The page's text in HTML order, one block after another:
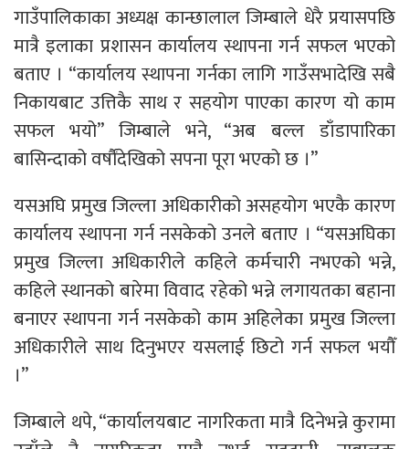
गाउँपालिकाका अध्यक्ष कान्छालाल जिम्बाले धेरै प्रयासपछि
मात्रै इलाका प्रशासन कार्यालय स्थापना गर्न सफल भएको
बताए । “कार्यालय स्थापना गर्नका लागि गाउँसभादेखि सबै
निकायबाट उत्तिकै साथ र सहयोग पाएका कारण यो काम
सफल भयो” जिम्बाले भने, “अब बल्ल डाँडापारिका
बासिन्दाको वर्षौंदेखिको सपना पूरा भएको छ ।”
यसअघि प्रमुख जिल्ला अधिकारीको असहयोग भएकै कारण
कार्यालय स्थापना गर्न नसकेको उनले बताए । “यसअघिका
प्रमुख जिल्ला अधिकारीले कहिले कर्मचारी नभएको भन्ने,
कहिले स्थानको बारेमा विवाद रहेको भन्ने लगायतका बहाना
बनाएर स्थापना गर्न नसकेको काम अहिलेका प्रमुख जिल्ला
अधिकारीले साथ दिनुभएर यसलाई छिटो गर्न सफल भयौँ
।”
जिम्बाले थपे, “कार्यालयबाट नागरिकता मात्रै दिनेभन्ने कुरामा